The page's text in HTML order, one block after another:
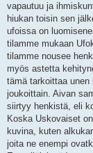
vapautuu ja
hiukan toisin sen
ufoissa on
tilamme mukaan
tilamme nousee
myös astetta
tämä tarkoittaa
joukoittain. Aivan
siirtyy henkistä, eli
Koska Uskovaiset
kuvina, kuten
joita ne enempi